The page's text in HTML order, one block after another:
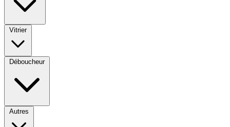
Vitrier
Déboucheur
Autres